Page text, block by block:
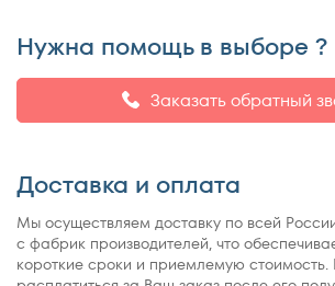
150x220
160x180
160x186
160x195
160x200
Нужна помощь в выборе ?
Заказать обратный
Доставка и оплата
Мы осуществляем доставку по всей
с фабрик производителей, что
короткие сроки и приемлемую